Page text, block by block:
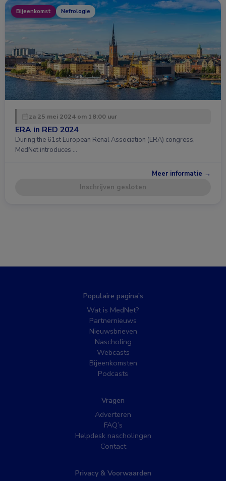
Bijeenkomst Nefrologie
za 25 mei 2024 om 18:00 uur
ERA in RED 2024
During the 61st European Renal Association (ERA) congress,
MedNet introduces …
Meer informatie →
Inschrijven gesloten
Populaire pagina’s
Wat is MedNet?
Partnernieuws
Nieuwsbrieven
Nascholing
Webcasts
Bijeenkomsten
Podcasts
Vragen
Adverteren
FAQ’s
Helpdesk nascholingen
Contact
Privacy & Voorwaarden